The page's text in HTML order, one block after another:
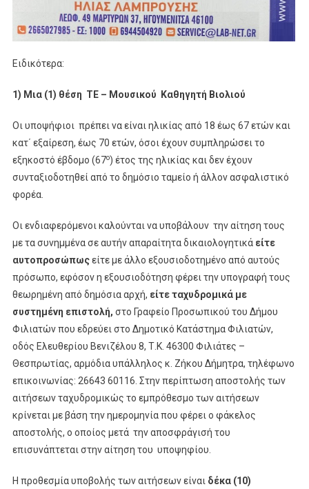
Ειδικότερα:
1) Μια (1) θέση ΤΕ – Μουσικού Καθηγητή Βιολιού
Οι υποψήφιοι πρέπει να είναι ηλικίας από 18 έως 67 ετών και
κατ΄ εξαίρεση, έως 70 ετών, όσοι έχουν συμπληρώσει το
εξηκοστό έβδομο (67ο) έτος της ηλικίας και δεν έχουν
συνταξιοδοτηθεί από το δημόσιο ταμείο ή άλλον ασφαλιστικό
φορέα.
Οι ενδιαφερόμενοι καλούνται να υποβάλουν την αίτηση τους
με τα συνημμένα σε αυτήν απαραίτητα δικαιολογητικά είτε
αυτοπροσώπωςείτε µε άλλο εξουσιοδοτημένο από αυτούς
πρόσωπο, εφόσον η εξουσιοδότηση φέρει την υπογραφή τους
θεωρημένη από δημόσια αρχή, είτε ταχυδρομικά µε
συστημένη επιστολή, στο Γραφείο Προσωπικού του Δήμου
Φιλιατών που εδρεύει στο Δημοτικό Κατάστημα Φιλιατών,
οδός Ελευθερίου Βενιζέλου 8, Τ.Κ. 46300 Φιλιάτες –
Θεσπρωτίας, αρμόδια υπάλληλος κ. Ζήκου Δήμητρα, τηλέφωνο
επικοινωνίας: 26643 60116. Στην περίπτωση αποστολής των
αιτήσεων ταχυδρομικώς το εμπρόθεσμο των αιτήσεων
κρίνεται µε βάση την ημερομηνία που φέρει ο φάκελος
αποστολής, ο οποίος μετά την αποσφράγισή του
επισυνάπτεται στην αίτηση του υποψηφίου.
Η προθεσμία υποβολής των αιτήσεων είναι δέκα (10)